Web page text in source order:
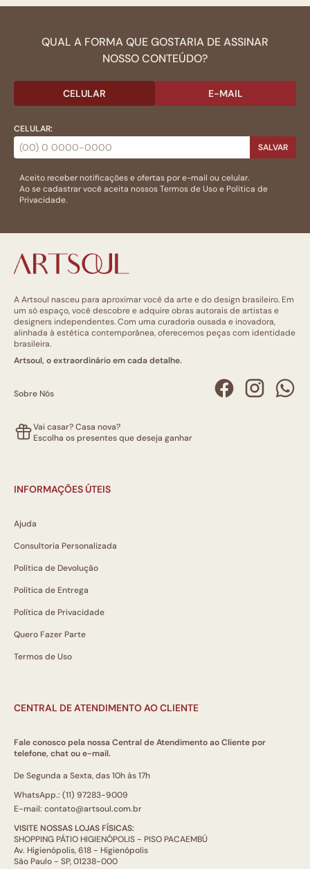
QUAL A FORMA QUE GOSTARIA DE ASSINAR
NOSSO CONTEÚDO?
CELULAR E-MAIL
CELULAR:
SALVAR
Aceito receber notificações e ofertas por e-mail ou celular.
Ao se cadastrar você aceita nossosTermos de Usoe Politica de
Privacidade.
A Artsoul nasceu para aproximar você da arte e do design brasileiro. Em
um só espaço, você descobre e adquire obras autorais de artistas e
designers independentes. Com uma curadoria ousada e inovadora,
alinhada à estética contemporânea, oferecemos peças com identidade
brasileira.
Artsoul, o extraordinário em cada detalhe.
Sobre Nós
Vai casar? Casa nova?
Escolha os presentes que deseja ganhar
INFORMAÇÕES ÚTEIS
Ajuda
Consultoria Personalizada
Política de Devolução
Política de Entrega
Política de Privacidade
Quero Fazer Parte
Termos de Uso
CENTRAL DE ATENDIMENTO AO CLIENTE
Fale conosco pela nossa Central de Atendimento ao Cliente por
telefone, chat ou e-mail.
De Segunda a Sexta, das 10h às 17h
WhatsApp.: (11) 97283-9009
E-mail: contato@artsoul.com.br
VISITE NOSSAS LOJAS FÍSICAS:
SHOPPING PÁTIO HIGIENÓPOLIS - PISO PACAEMBÚ
Av. Higienópolis, 618 - Higienópolis
São Paulo - SP, 01238-000